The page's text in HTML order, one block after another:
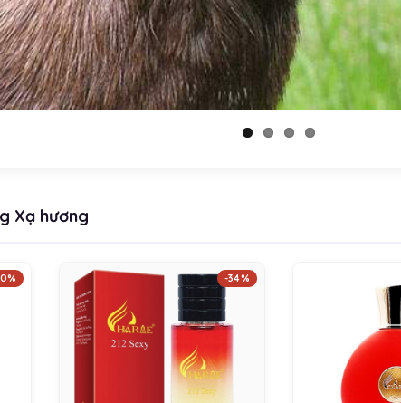
Xạ hương
-34%